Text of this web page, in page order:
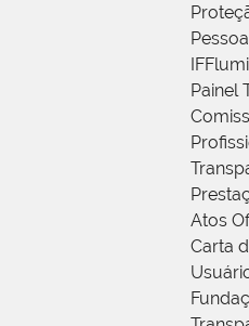
Painel
Atos
Carta